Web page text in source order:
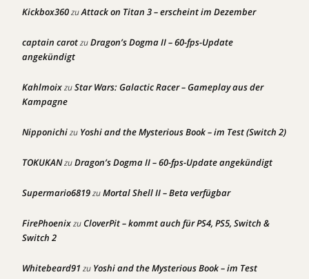
Kickbox360zuAttack on Titan 3 – erscheint im Dezember
captain carotzuDragon’s Dogma II – 60-fps-Update
angekündigt
KahlmoixzuStar Wars: Galactic Racer – Gameplay aus der
Kampagne
Nipponichizu Yoshi and the Mysterious Book – im Test (Switch 2)
TOKUKANzuDragon’s Dogma II – 60-fps-Update angekündigt
Supermario6819zuMortal Shell II – Beta verfügbar
FirePhoenixzuCloverPit – kommt auch für PS4, PS5, Switch &
Switch 2
Whitebeard91 zu Yoshi and the Mysterious Book – im Test